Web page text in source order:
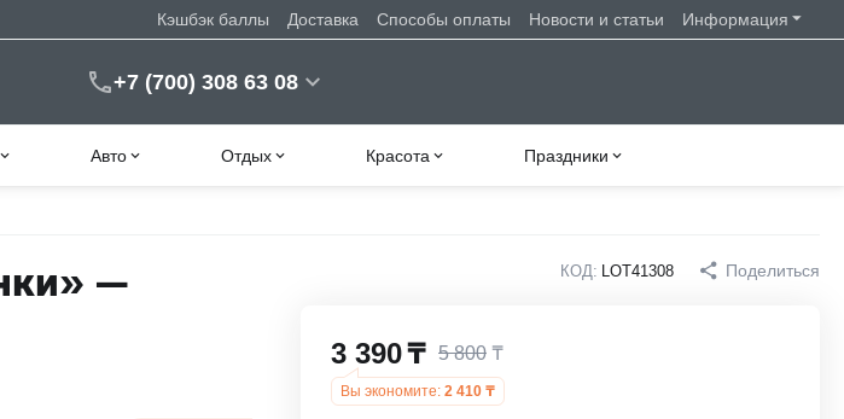
Кэшбэк баллы Доставка Способы оплаты Новости и статьи Информация
+7 (700) 308 63 08
Авто Отдых Красота Праздники
—
КОД: LOT41308 Поделиться
3 390₸ 5 800 ₸
Вы экономите: 2 410 ₸